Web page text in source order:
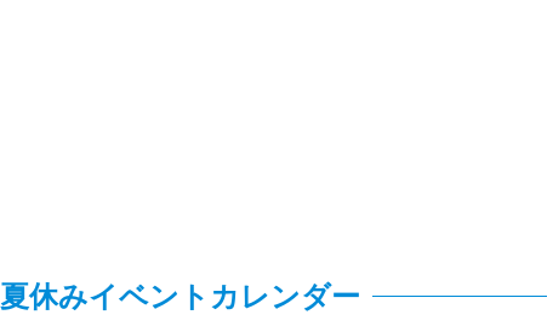
夏休みイベントカレンダー